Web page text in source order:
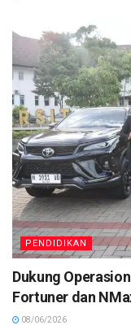
PENDIDIKAN
Dukung
Fortuner dan
08/06/2026